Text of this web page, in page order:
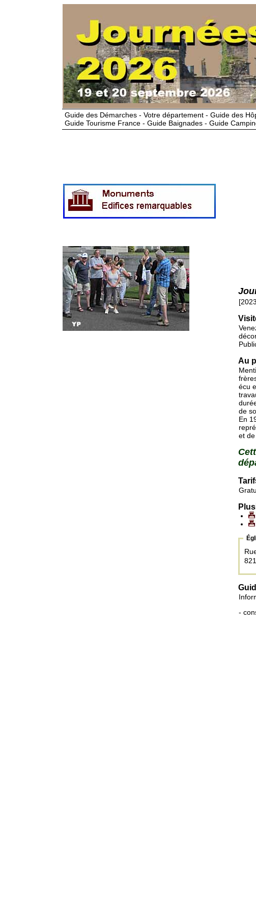
Guide des Démarches - Votre département - Guide des
Guide Tourisme France - Guide Baignades - Guide
Au
écu
de
En
et de
-